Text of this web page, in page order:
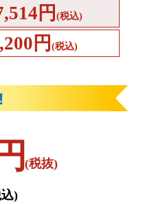
円(税込)
円(税込)
円(税抜)
)